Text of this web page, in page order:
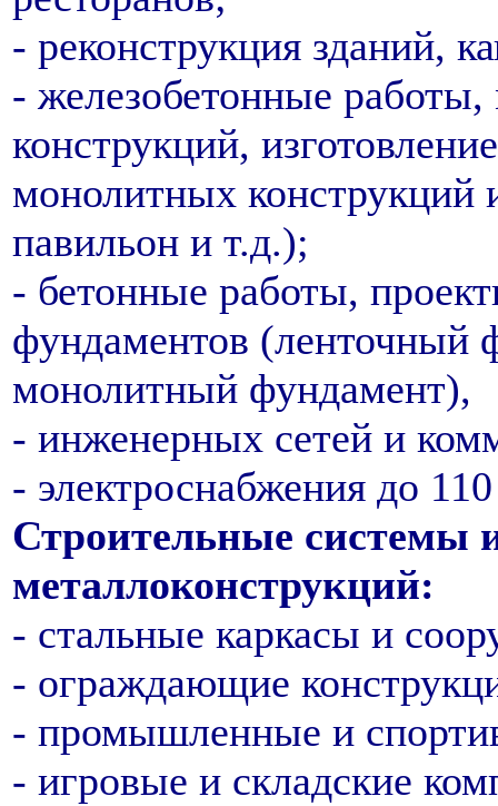
- реконструкция зданий,
- железобетонные
конструкций,
монолитных конструкций
павильон и т.д.);
- бетонные работы,
фундаментов (ленточный
монолитный фундамент),
- инженерных сетей и
- электроснабжения до
Строительные системы
металлоконструкций:
- стальные каркасы и
- ограждающие
- промышленные и
- игровые и складские